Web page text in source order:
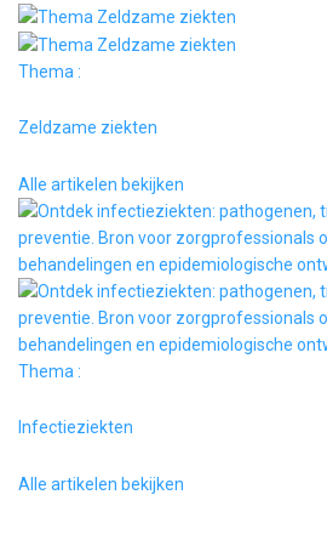
Thema :
Zeldzame ziekten
Alle artikelen bekijken
Thema :
Infectieziekten
Alle artikelen bekijken